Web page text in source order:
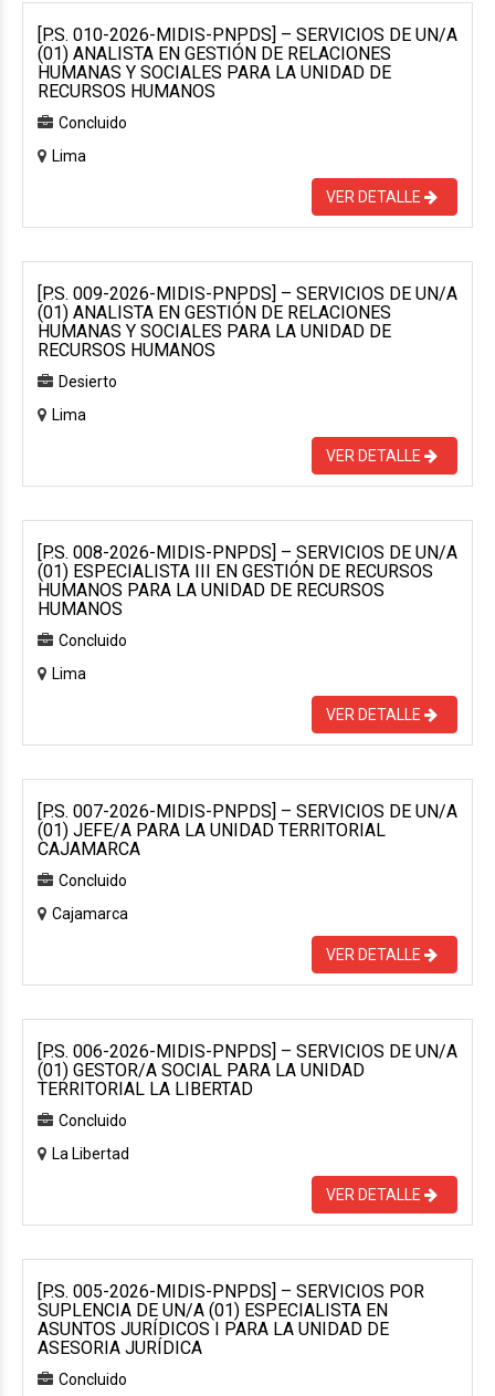
[P.S. 010-2026-MIDIS-PNPDS] – SERVICIOS DE UN/A
(01) ANALISTA EN GESTIÓN DE RELACIONES
HUMANAS Y SOCIALES PARA LA UNIDAD DE
RECURSOS HUMANOS
Concluido
Lima
VER DETALLE
[P.S. 009-2026-MIDIS-PNPDS] – SERVICIOS DE UN/A
(01) ANALISTA EN GESTIÓN DE RELACIONES
HUMANAS Y SOCIALES PARA LA UNIDAD DE
RECURSOS HUMANOS
Desierto
Lima
VER DETALLE
[P.S. 008-2026-MIDIS-PNPDS] – SERVICIOS DE UN/A
(01) ESPECIALISTA III EN GESTIÓN DE RECURSOS
HUMANOS PARA LA UNIDAD DE RECURSOS
HUMANOS
Concluido
Lima
VER DETALLE
[P.S. 007-2026-MIDIS-PNPDS] – SERVICIOS DE UN/A
(01) JEFE/A PARA LA UNIDAD TERRITORIAL
CAJAMARCA
Concluido
Cajamarca
VER DETALLE
[P.S. 006-2026-MIDIS-PNPDS] – SERVICIOS DE UN/A
(01) GESTOR/A SOCIAL PARA LA UNIDAD
TERRITORIAL LA LIBERTAD
Concluido
La Libertad
VER DETALLE
[P.S. 005-2026-MIDIS-PNPDS] – SERVICIOS POR
SUPLENCIA DE UN/A (01) ESPECIALISTA EN
ASUNTOS JURÍDICOS I PARA LA UNIDAD DE
ASESORIA JURÍDICA
Concluido